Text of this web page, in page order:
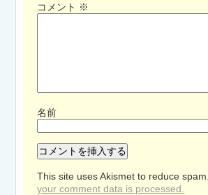
コメント ※
名前
This site uses Akismet to reduce spam.
your comment data is processed.